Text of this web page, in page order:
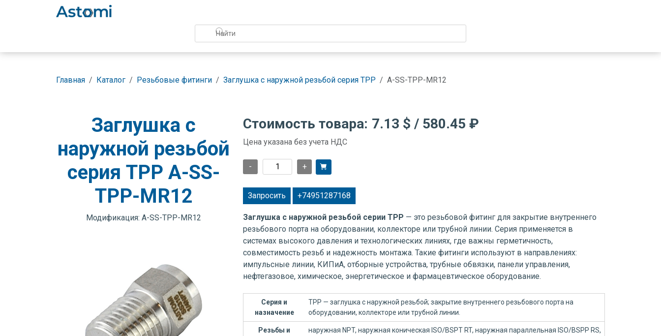
Главная Каталог Резьбовые фитинги Заглушка с наружной резьбой серия TPP A-SS-TPP-MR12
Заглушка с
наружной резьбой
серия TPP A-SS-
TPP-MR12
Модификация: A-SS-TPP-MR12
Стоимость товара: 7.13 $ / 580.45 ₽
Цена указана без учета НДС
- +
Запросить +74951287168
Заглушка с наружной резьбой серии TPP — это резьбовой фитинг для закрытие внутреннего
резьбового порта на оборудовании, коллекторе или трубной линии. Серия применяется в
системах высокого давления и технологических линиях, где важны герметичность,
совместимость резьб и надежность монтажа. Такие фитинги используют в направлениях:
импульсные линии, КИПиА, отборные устройства, трубные обвязки, панели управления,
нефтегазовое, химическое, энергетическое и фармацевтическое оборудование.
Серия и
назначение
TPP — заглушка с наружной резьбой; закрытие внутреннего резьбового порта на
оборудовании, коллекторе или трубной линии.
Резьбы и
наружная NPT, наружная коническая ISO/BSPT RT, наружная параллельная ISO/BSPP RS,